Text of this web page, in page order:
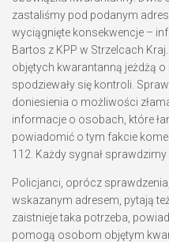
zastaliśmy pod podanym
wyciągnięte konsekwencje –
Bartos z KPP w Strzelcach
objętych kwarantanną jeżdżą
spodziewały się kontroli.
doniesienia o możliwości
informacje o osobach, które
powiadomić o tym fakcie
112. Każdy sygnał
Policjanci, oprócz
wskazanym adresem, pytają
zaistnieje taka potrzeba,
pomogą osobom objętym